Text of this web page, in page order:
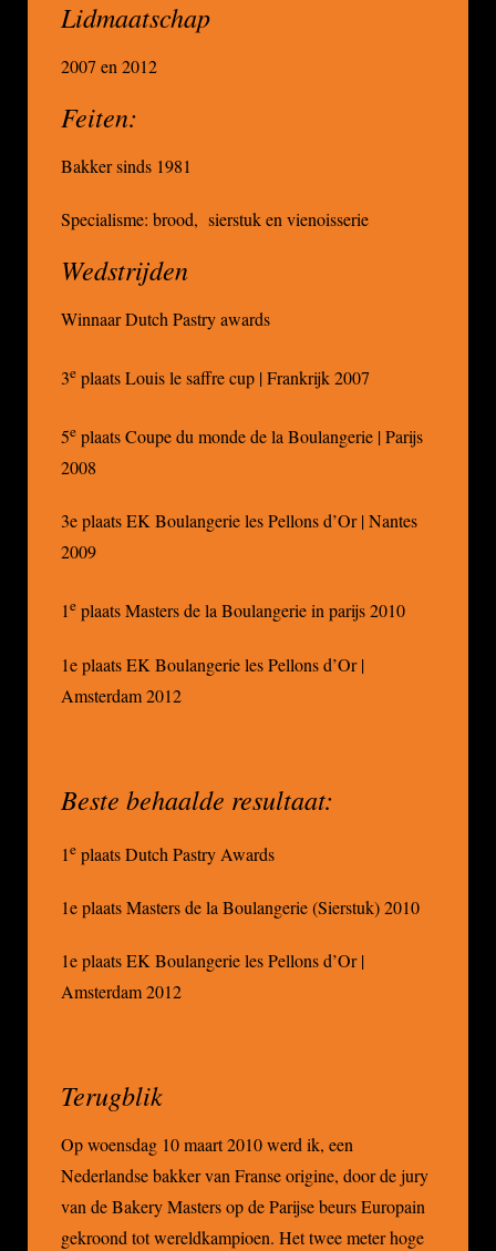
Lidmaatschap
2007 en 2012
Feiten:
Bakker sinds 1981
Specialisme: brood, sierstuk en vienoisserie
Wedstrijden
Winnaar Dutch Pastry awards
3e plaats Louis le saffre cup | Frankrijk 2007
5e plaats Coupe du monde de la Boulangerie | Parijs
2008
3e plaats EK Boulangerie les Pellons d’Or | Nantes
2009
1e plaats Masters de la Boulangerie in parijs 2010
1e plaats EK Boulangerie les Pellons d’Or |
Amsterdam 2012
Beste behaalde resultaat:
1e plaats Dutch Pastry Awards
1e plaats Masters de la Boulangerie (Sierstuk) 2010
1e plaats EK Boulangerie les Pellons d’Or |
Amsterdam 2012
Terugblik
Op woensdag 10 maart 2010 werd ik, een
Nederlandse bakker van Franse origine, door de jury
van de Bakery Masters op de Parijse beurs Europain
gekroond tot wereldkampioen. Het twee meter hoge